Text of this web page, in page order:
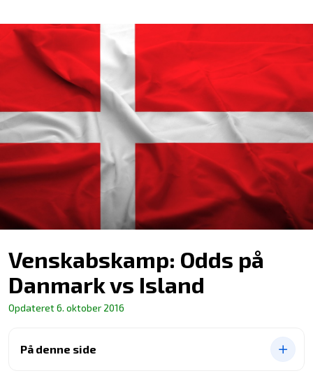
Venskabskamp: Odds på
Danmark vs Island
Opdateret6. oktober 2016
På denne side